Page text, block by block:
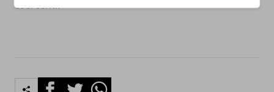
esercenti.
FacebookTwitterWhatsapp